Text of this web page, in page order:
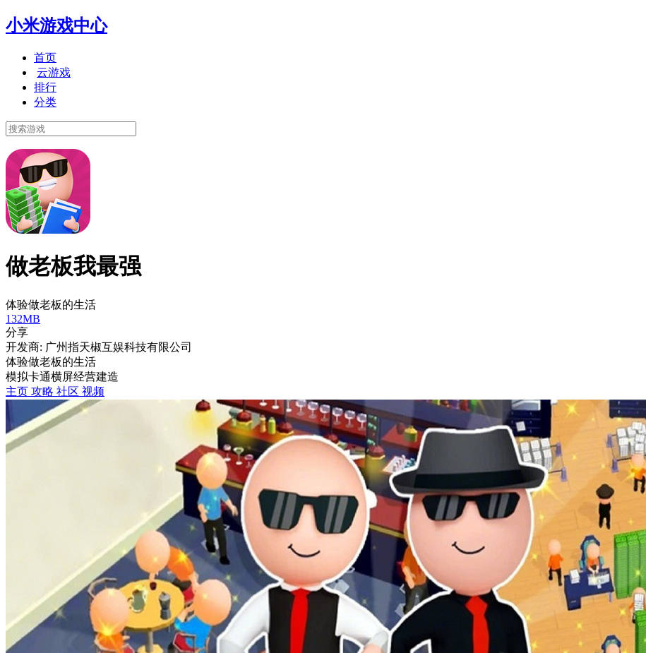
小米游戏中心
首页
云游戏
排行
分类
做老板我最强
体验做老板的生活
132MB
分享
开发商: 广州指天椒互娱科技有限公司
体验做老板的生活
模拟卡通横屏经营建造
主页 攻略 社区 视频